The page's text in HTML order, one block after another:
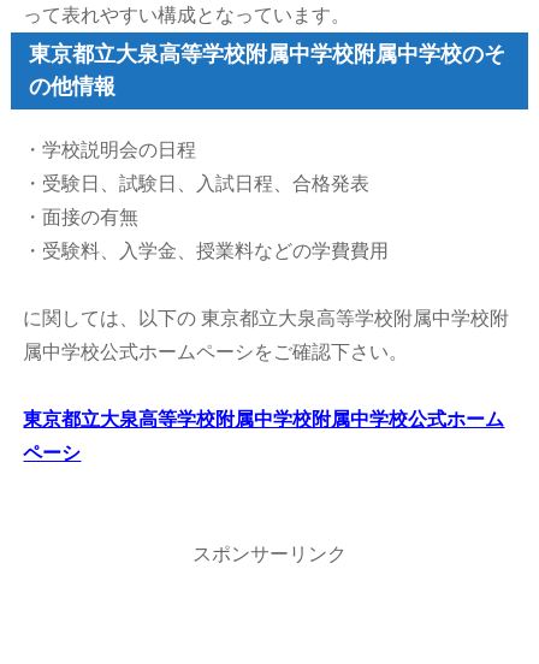
って表れやすい構成となっています。
東京都立大泉高等学校附属中学校附属中学校のそ
の他情報
・学校説明会の日程
・受験日、試験日、入試日程、合格発表
・面接の有無
・受験料、入学金、授業料などの学費費用
に関しては、以下の 東京都立大泉高等学校附属中学校附
属中学校公式ホームペーシをご確認下さい。
東京都立大泉高等学校附属中学校附属中学校公式ホーム
ペーシ
スポンサーリンク